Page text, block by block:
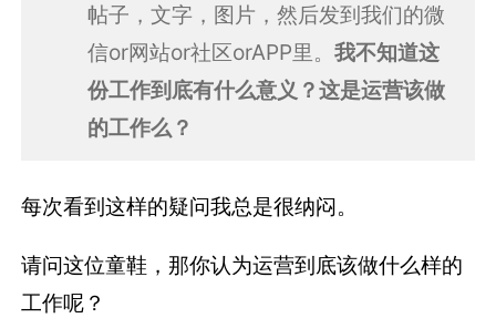
帖子，文字，图片，然后发到我们的微
信or网站or社区orAPP里。 我不知道这
份工作到底有什么意义？这是运营该做
的工作么？
每次看到这样的疑问我总是很纳闷。
请问这位童鞋，那你认为运营到底该做什么样的
工作呢？